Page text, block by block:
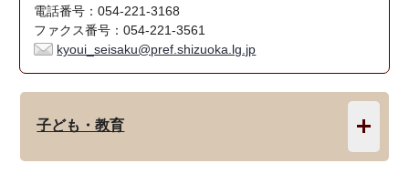
電話番号：054-221-3168
ファクス番号：054-221-3561
kyoui_seisaku@pref.shizuoka.lg.jp
子ども・教育